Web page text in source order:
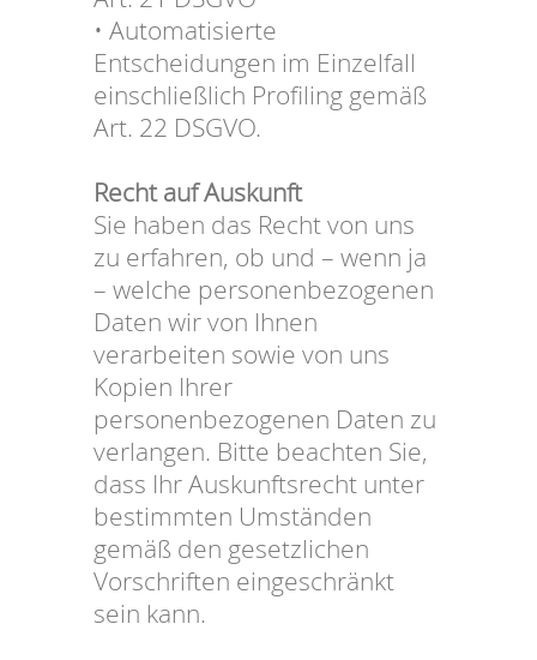
• Automatisierte
Entscheidungen im Einzelfall
einschließlich Profiling gemäß
Art. 22 DSGVO.
Recht auf Auskunft
Sie haben das Recht von uns
zu erfahren, ob und – wenn ja
– welche personenbezogenen
Daten wir von Ihnen
verarbeiten sowie von uns
Kopien Ihrer
personenbezogenen Daten zu
verlangen. Bitte beachten Sie,
dass Ihr Auskunftsrecht unter
bestimmten Umständen
gemäß den gesetzlichen
Vorschriften eingeschränkt
sein kann.